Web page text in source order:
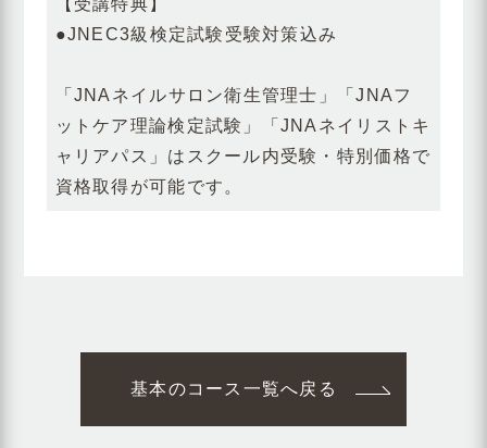
【受講特典】
●JNEC3級検定試験受験対策込み
「JNAネイルサロン衛生管理士」「JNAフ
ットケア理論検定試験」「JNAネイリストキ
ャリアパス」はスクール内受験・特別価格で
資格取得が可能です。
基本のコース一覧へ戻る